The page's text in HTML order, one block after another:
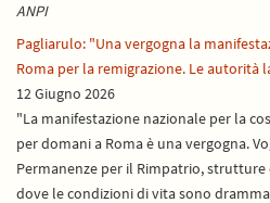
ANPI
Pagliarulo: "Una vergogna la
Roma per la remigrazione. Le autorità
12 Giugno 2026
"La manifestazione nazionale per la
per domani a Roma è una vergogna.
Permanenze per il Rimpatrio,
dove le condizioni di vita sono